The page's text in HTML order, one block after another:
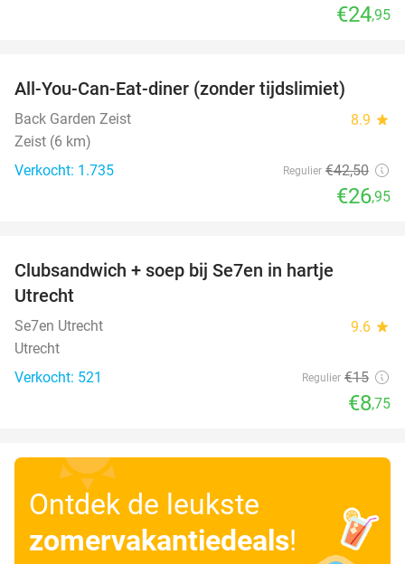
€24,95
All-You-Can-Eat-diner (zonder tijdslimiet)
Back Garden Zeist 8.9 star
Zeist (6 km)
Verkocht: 1.735
Regulier €42,50
€26,95
Clubsandwich + soep bij Se7en in hartje
Utrecht
Se7en Utrecht 9.6 star
Utrecht
Verkocht: 521
Regulier €15
€8,75
Ontdek de leukste
zomervakantiedeals!